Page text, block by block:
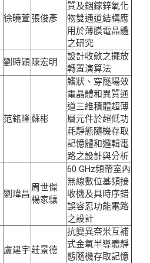
徐曉萱 張俊彥
質及銦鎵鋅氧化
物雙通道結構應
用於薄膜電晶體
之研究
劉時穎 陳宏明
設計收斂之擺放
轉置演算法
范銘隆蘇彬
鰭狀、穿隧場效
電晶體和異質通
道三維積體超薄
層元件於超低功
耗靜態隨機存取
記憶體和邏輯電
路之設計與分析
劉瑋昌
周世傑
楊家驤
60 GHz頻帶室內
無線數位基頻接
收機及具時序錯
誤容忍功能電路
之設計
盧建宇莊景德
抗變異奈米互補
式金氧半導體靜
態隨機存取記憶